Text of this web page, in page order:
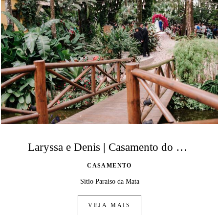
Laryssa e Denis | Casamento do Sítio Paraíso da Mata
CASAMENTO
Sítio Paraíso da Mata
VEJA MAIS